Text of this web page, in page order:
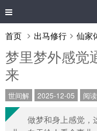
首页 出马修行 仙家
梦里梦外感
来
世间解 2025-12-05 阅
做梦和身上感觉，